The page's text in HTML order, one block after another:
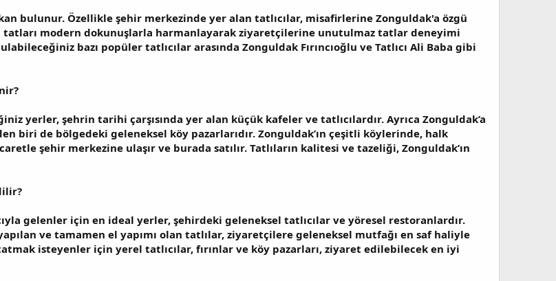
bulunur. Özellikle şehir merkezinde yer alan tatlıcılar, misafirlerine Zonguldak'a özgü
tatları modern dokunuşlarla harmanlayarak ziyaretçilerine unutulmaz tatlar deneyimi
bazı popüler tatlıcılar arasında Zonguldak Fırıncıoğlu ve Tatlıcı Ali Baba gibi
yerler, şehrin tarihi çarşısında yer alan küçük kafeler ve tatlıcılardır. Ayrıca Zonguldak’a
biri de bölgedeki geleneksel köy pazarlarıdır. Zonguldak’ın çeşitli köylerinde, halk
şehir merkezine ulaşır ve burada satılır. Tatlıların kalitesi ve tazeliği, Zonguldak’ın
gelenler için en ideal yerler, şehirdeki geleneksel tatlıcılar ve yöresel restoranlardır.
ve tamamen el yapımı olan tatlılar, ziyaretçilere geleneksel mutfağı en saf haliyle
isteyenler için yerel tatlıcılar, fırınlar ve köy pazarları, ziyaret edilebilecek en iyi